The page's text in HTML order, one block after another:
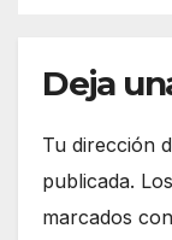
Deja
Tu dirección
publicada.
marcados con